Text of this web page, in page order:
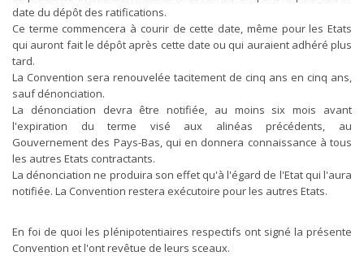
date du dépôt des ratifications.
Ce terme commencera à courir de cette date, même pour les Etats
qui auront fait le dépôt après cette date ou qui auraient adhéré plus
tard.
La Convention sera renouvelée tacitement de cinq ans en cinq ans,
sauf dénonciation.
La dénonciation devra être notifiée, au moins six mois avant
l'expiration du terme visé aux alinéas précédents, au
Gouvernement des Pays-Bas, qui en donnera connaissance à tous
les autres Etats contractants.
La dénonciation ne produira son effet qu'à l'égard de l'Etat qui l'aura
notifiée. La Convention restera exécutoire pour les autres Etats.
En foi de quoi les plénipotentiaires respectifs ont signé la présente
Convention et l'ont revêtue de leurs sceaux.